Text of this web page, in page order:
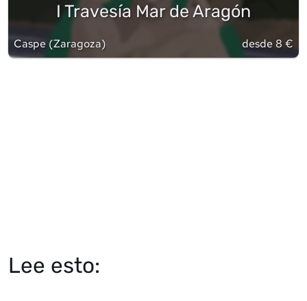
I Travesía Mar de Aragón
Caspe (Zaragoza) desde 8 €
Lee esto: